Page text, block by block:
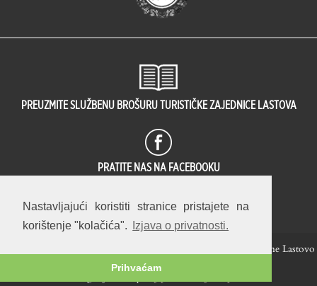
Nastavljajući koristiti stranice pristajete na
korištenje "kolačića".
Izjava o privatnosti.
Prihvaćam
PREUZMITE SLUŽBENU BROŠURU TURISTIČKE ZAJEDNICE LASTOVA
PRATITE NAS NA FACEBOOKU
© 2014 — 2026 Turistička zajednica Općine Lastovo